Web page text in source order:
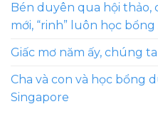
Bén duyên qua hội
mới, “rinh” luôn học bổng
Giấc mơ năm ấy, chúng
Cha và con và học bổng
Singapore